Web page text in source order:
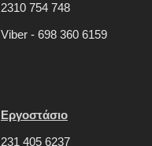
2310 754 748
Viber - 698 360 6159
Εργοστάσιο
231 405 6237